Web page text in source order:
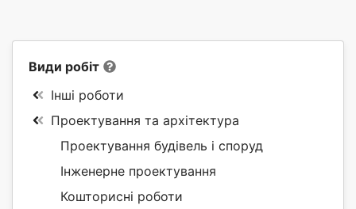
Види робіт
Інші роботи
Проектування та архітектура
Проектування будівель і споруд
Інженерне проектування
Кошторисні роботи